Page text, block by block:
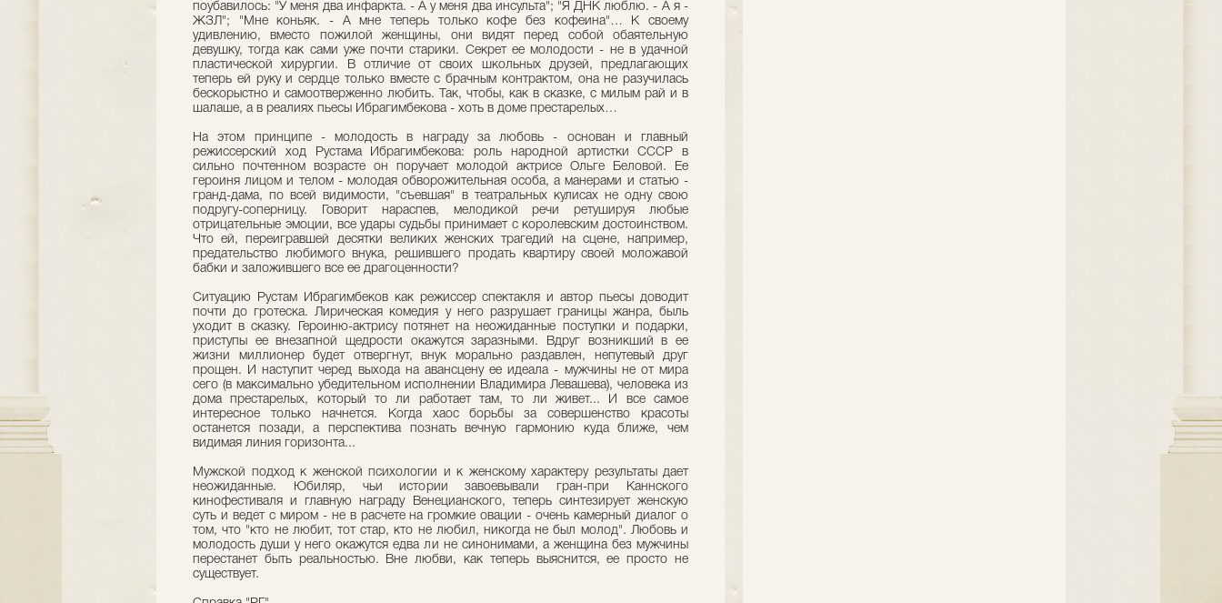
поубавилось: "У меня два инфаркта. - А у меня два инсульта"; "Я ДНК люблю. - А я -
ЖЗЛ"; "Мне коньяк. - А мне теперь только кофе без кофеина"… К своему
удивлению, вместо пожилой женщины, они видят перед собой обаятельную
девушку, тогда как сами уже почти старики. Секрет ее молодости - не в удачной
пластической хирургии. В отличие от своих школьных друзей, предлагающих
теперь ей руку и сердце только вместе с брачным контрактом, она не разучилась
бескорыстно и самоотверженно любить. Так, чтобы, как в сказке, с милым рай и в
шалаше, а в реалиях пьесы Ибрагимбекова - хоть в доме престарелых…
На этом принципе - молодость в награду за любовь - основан и главный
режиссерский ход Рустама Ибрагимбекова: роль народной артистки СССР в
сильно почтенном возрасте он поручает молодой актрисе Ольге Беловой. Ее
героиня лицом и телом - молодая обворожительная особа, а манерами и статью -
гранд-дама, по всей видимости, "съевшая" в театральных кулисах не одну свою
подругу-соперницу. Говорит нараспев, мелодикой речи ретушируя любые
отрицательные эмоции, все удары судьбы принимает с королевским достоинством.
Что ей, переигравшей десятки великих женских трагедий на сцене, например,
предательство любимого внука, решившего продать квартиру своей моложавой
бабки и заложившего все ее драгоценности?
Ситуацию Рустам Ибрагимбеков как режиссер спектакля и автор пьесы доводит
почти до гротеска. Лирическая комедия у него разрушает границы жанра, быль
уходит в сказку. Героиню-актрису потянет на неожиданные поступки и подарки,
приступы ее внезапной щедрости окажутся заразными. Вдруг возникший в ее
жизни миллионер будет отвергнут, внук морально раздавлен, непутевый друг
прощен. И наступит черед выхода на авансцену ее идеала - мужчины не от мира
сего (в максимально убедительном исполнении Владимира Левашева), человека из
дома престарелых, который то ли работает там, то ли живет... И все самое
интересное только начнется. Когда хаос борьбы за совершенство красоты
останется позади, а перспектива познать вечную гармонию куда ближе, чем
видимая линия горизонта...
Мужской подход к женской психологии и к женскому характеру результаты дает
неожиданные. Юбиляр, чьи истории завоевывали гран-при Каннского
кинофестиваля и главную награду Венецианского, теперь синтезирует женскую
суть и ведет с миром - не в расчете на громкие овации - очень камерный диалог о
том, что "кто не любит, тот стар, кто не любил, никогда не был молод". Любовь и
молодость души у него окажутся едва ли не синонимами, а женщина без мужчины
перестанет быть реальностью. Вне любви, как теперь выяснится, ее просто не
существует.